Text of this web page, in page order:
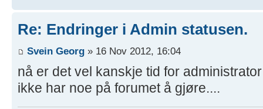
Re: Endringer i Admin statusen.
Svein Georg » 16 Nov 2012, 16:04
nå er det vel kanskje tid for
ikke har noe på forumet å gjøre....